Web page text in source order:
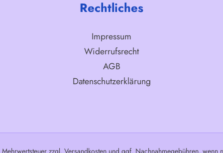
Rechtliches
Impressum
Widerrufsrecht
AGB
Datenschutzerklärung
zzgl. Versandkostenund ggf. Nachnahmegebühren, wenn